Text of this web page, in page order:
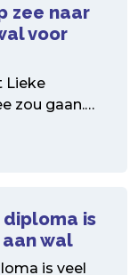
zee naar
voor
Lieke
zou gaan.
uit-de-
is
wal
is veel